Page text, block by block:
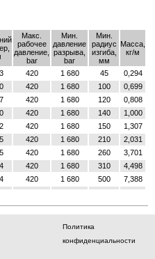
Макс.
рабочее
давление,
bar
Мин.
давление
разрыва,
bar
Мин.
радиус
изгиба,
мм
Масса,
кг/м
420 1 680 45
0,294
420 1 680 100
0,699
420 1 680 120
0,808
420 1 680 140
1,000
420 1 680 150
1,307
420 1 680 210
2,031
420 1 680 260
3,701
420 1 680 310
4,498
420 1 680 500 7,388
Политика
конфиденциальности